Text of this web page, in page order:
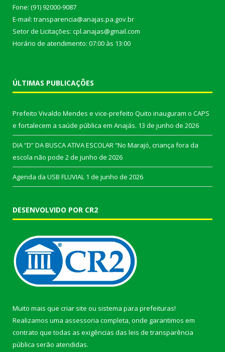
Fone: (91) 92000-9087
E-mail: transparencia@anajas.pa.gov.br
Setor de Licitações: cpl.anajas@gmail.com
Horário de atendimento: 07:00 às 13:00
ÚLTIMAS PUBLICAÇÕES
Prefeito Vivaldo Mendes e vice-prefeito Quito inauguram o CAPS
e fortalecem a saúde pública em Anajás. 13 de junho de 2026
DIA “D” DA BUSCA ATIVA ESCOLAR “No Marajó, criança fora da
escola não pode 2 de junho de 2026
Agenda da USB FLUVIAL 1 de junho de 2026
DESENVOLVIDO POR CR2
Muito mais que criar site ou sistema para prefeituras!
Realizamos uma assessoria completa, onde garantimos em
contrato que todas as exigências das leis de transparência
pública serão atendidas.